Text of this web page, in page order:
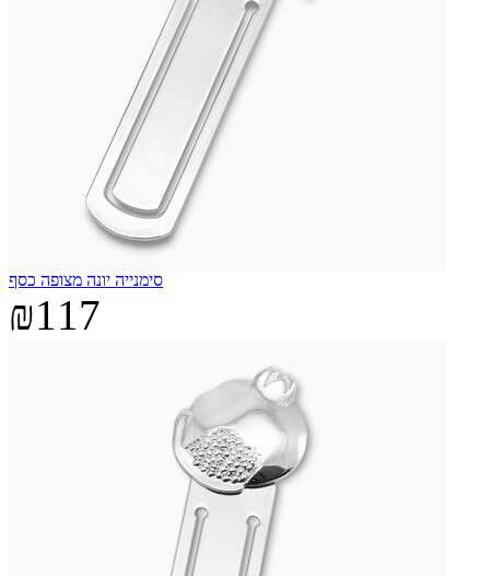
סימנייה יונה מצופה כסף
₪117